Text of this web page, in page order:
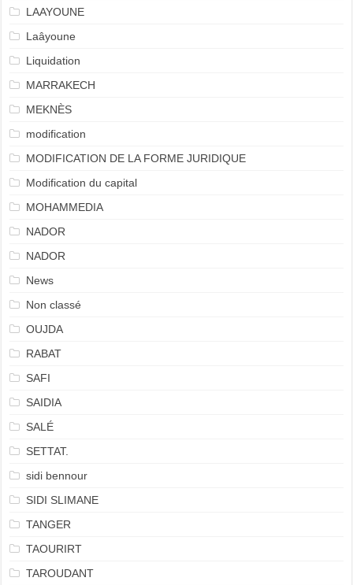
LAAYOUNE
Laâyoune
Liquidation
MARRAKECH
MEKNÈS
modification
MODIFICATION DE LA FORME JURIDIQUE
Modification du capital
MOHAMMEDIA
NADOR
NADOR
News
Non classé
OUJDA
RABAT
SAFI
SAIDIA
SALÉ
SETTAT.
sidi bennour
SIDI SLIMANE
TANGER
TAOURIRT
TAROUDANT